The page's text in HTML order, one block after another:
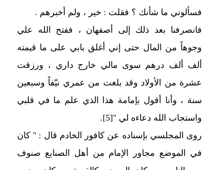
فسألوني ما شأنك ؟ فقلت : خير ، ولم أخبرهم .
فانصرفنا بعد ذلك إلى أصفهان ، ففتح الله علي
وجوهاً من المال حتى إني أغلق بابي على ما قيمته
ألف ألف درهم سوى مالي خارج داري ، ورزقت
عشرة من الأولاد وقد بلغت من عمري نيّفاً وسبعين
سنة ، وأنا أقول بإمامة هذا الذي علم ما في قلبي
واستجاب الله دعاءه لي "[5]
.
روى المجلسي بإسناده عن كافور الخادم قال : " كان
في الموضع مجاور الإمام من أهل الصنايع صنوف